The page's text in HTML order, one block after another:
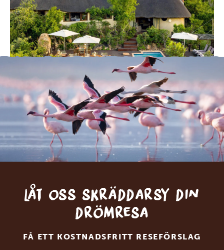
Låt oss skräddarsy din
drömresa
FÅ ETT KOSTNADSFRITT RESEFÖRSLAG